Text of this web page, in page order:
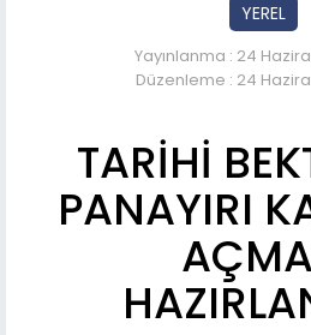
YEREL
Yayınlanma : 24
Düzenleme : 24
TARİHİ
PANAYIRI